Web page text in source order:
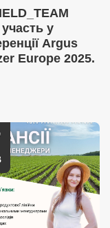
у
Argus
Europe 2025.